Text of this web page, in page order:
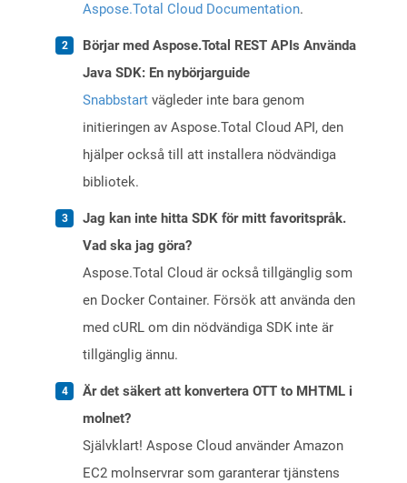
Aspose.Total Cloud Documentation.
Börjar med Aspose.Total REST APIs Använda
Java SDK: En nybörjarguide
Snabbstart vägleder inte bara genom
initieringen av Aspose.Total Cloud API, den
hjälper också till att installera nödvändiga
bibliotek.
Jag kan inte hitta SDK för mitt favoritspråk.
Vad ska jag göra?
Aspose.Total Cloud är också tillgänglig som
en Docker Container. Försök att använda den
med cURL om din nödvändiga SDK inte är
tillgänglig ännu.
Är det säkert att konvertera OTT to MHTML i
molnet?
Självklart! Aspose Cloud använder Amazon
EC2 molnservrar som garanterar tjänstens